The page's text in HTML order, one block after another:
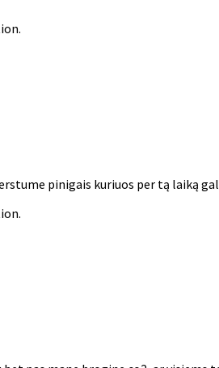
pinigais kuriuos per tą laiką